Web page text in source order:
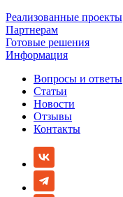
Реализованные проекты
Партнерам
Готовые решения
Информация
Вопросы и ответы
Статьи
Новости
Отзывы
Контакты